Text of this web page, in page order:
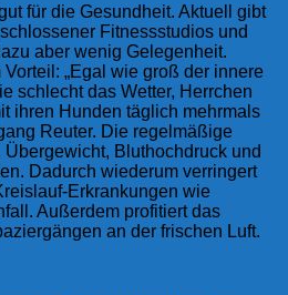
für die Gesundheit. Aktuell gibt
Fitnessstudios und
aber wenig Gelegenheit.
„Egal wie groß der innere
schlecht das Wetter, Herrchen
ihren Hunden täglich mehrmals
Reuter. Die regelmäßige
Bluthochdruck und
Dadurch wiederum verringert
Erkrankungen wie
Außerdem profitiert das
an der frischen Luft.